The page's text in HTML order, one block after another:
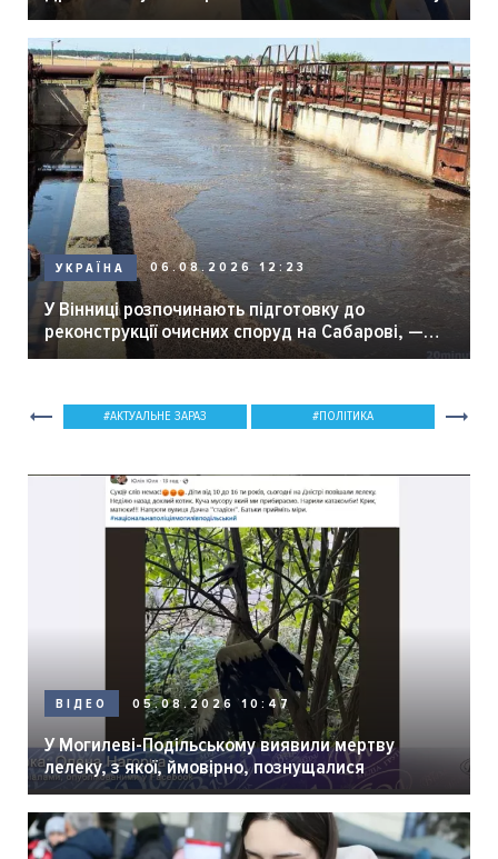
УКРАЇНА 06.08.2026 12:23
У Вінниці розпочинають підготовку до
реконструкції очисних споруд на Сабарові, —
мер Вінниці.
АКТУАЛЬНЕ ЗАРАЗ ПОЛІТИКА
ВІДЕО 05.08.2026 10:47
У Могилеві-Подільському виявили мертву
лелеку, з якої, ймовірно, познущалися